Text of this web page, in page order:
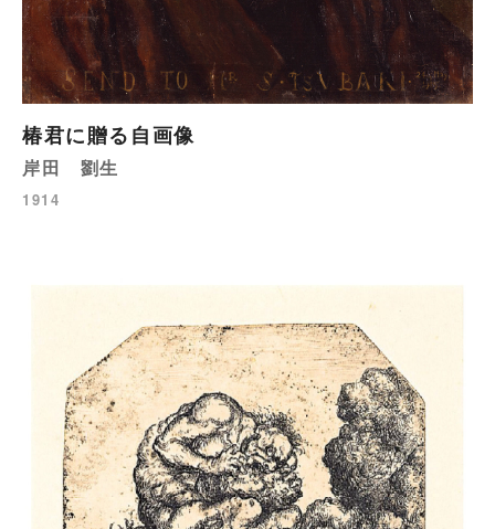
椿君に贈る自画像
岸田 劉生
1914